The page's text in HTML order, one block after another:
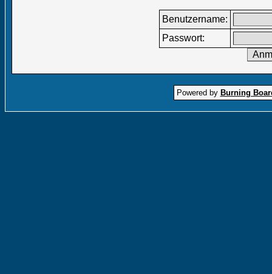
Benutzername:
Passwort:
Powered by Burning